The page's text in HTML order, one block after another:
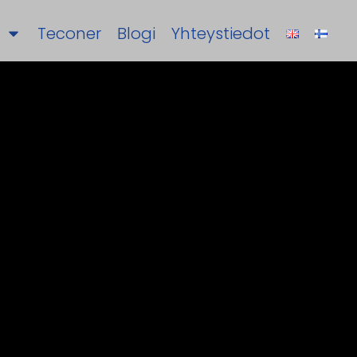
Teconer Blogi Yhteystiedot